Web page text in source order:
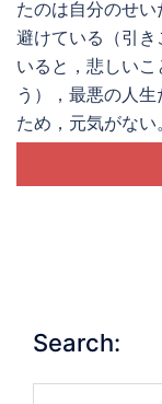
活を根本から変
シャーがなくな
ことが大変にな
な日常を新たに
で心身ともに健
位行動、睡眠、
ば、「お酒を飲
たのは自分のせ
避けている（引
いると，悲しい
う），最悪の人
ため，元気がな
Search: